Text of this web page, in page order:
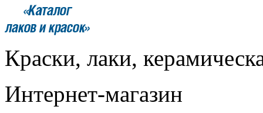
Краски, лаки,
Интернет-магазин